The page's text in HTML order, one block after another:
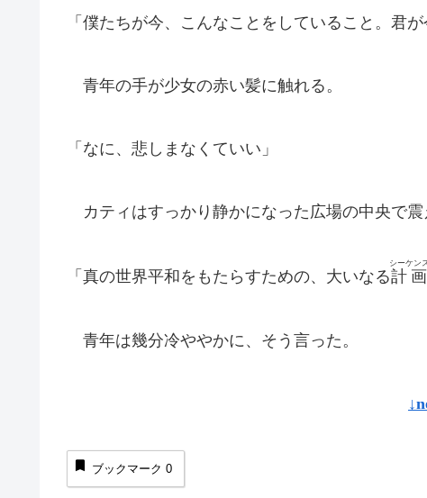
「僕たちが今、こんなことをしていること。君
青年の手が少女の赤い髪に触れる。
「なに、悲しまなくていい」
カティはすっかり静かになった広場の中央で震
「真の世界平和をもたらすための、大いなる計画
シーケン
青年は幾分冷ややかに、そう言った。
ブックマーク 0